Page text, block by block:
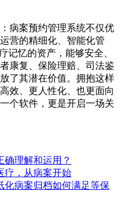
病案预约管理系统不仅优
营的精细化、智能化管
记忆的资产，能够安全、
康复、保险理赔、司法鉴
了其潜在价值。拥抱这样
效、更人性化、也更面向
个软件，更是开启一场关
确理解和运用？
疗，从病案开始
化病案归档如何满足等保